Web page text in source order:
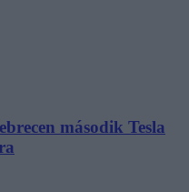
második Tesla